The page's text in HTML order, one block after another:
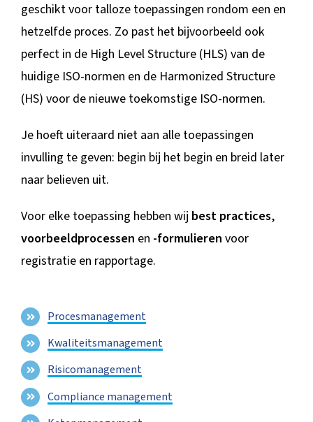
geschikt voor talloze toepassingen rondom een en
hetzelfde proces. Zo past het bijvoorbeeld ook
perfect in de High Level Structure (HLS) van de
huidige ISO-normen en de Harmonized Structure
(HS) voor de nieuwe toekomstige ISO-normen.
Je hoeft uiteraard niet aan alle toepassingen
invulling te geven: begin bij het begin en breid later
naar believen uit.
Voor elke toepassing hebben wij best practices,
voorbeeldprocessen en -formulieren voor
registratie en rapportage.
Procesmanagement
Kwaliteitsmanagement
Risicomanagement
Compliance management